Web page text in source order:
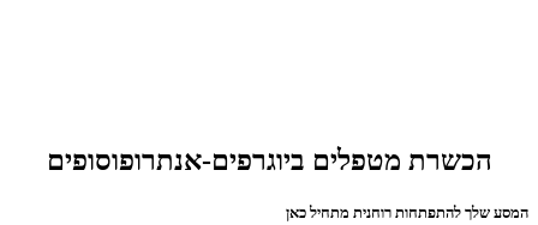
הכשרת מטפלים ביוגרפים-אנתרופוסופים
המסע שלך להתפתחות רוחנית מתחיל כאן